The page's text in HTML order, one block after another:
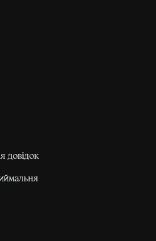
довідок